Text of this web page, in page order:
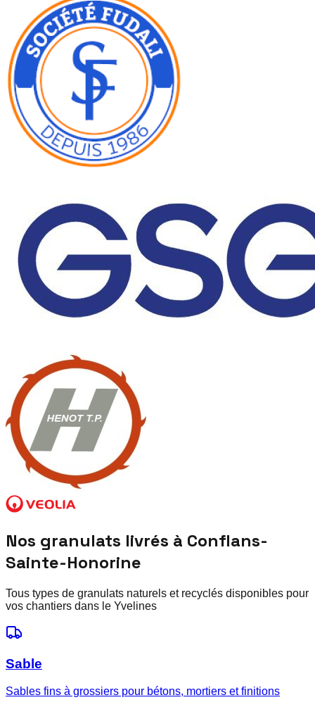
Nos granulats livrés à Conflans-
Sainte-Honorine
Tous types de granulats naturels et recyclés disponibles pour
vos chantiers dans le Yvelines
Sable
Sables fins à grossiers pour bétons, mortiers et finitions